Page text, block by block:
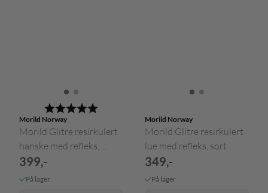
Karakter:
Morild Norway
Morild Glitre resirkulert
hanske med refleks, ...
399,-
På lager
Morild Norway
Morild Glitre resirkulert
lue med refleks, sort
349,-
På lager